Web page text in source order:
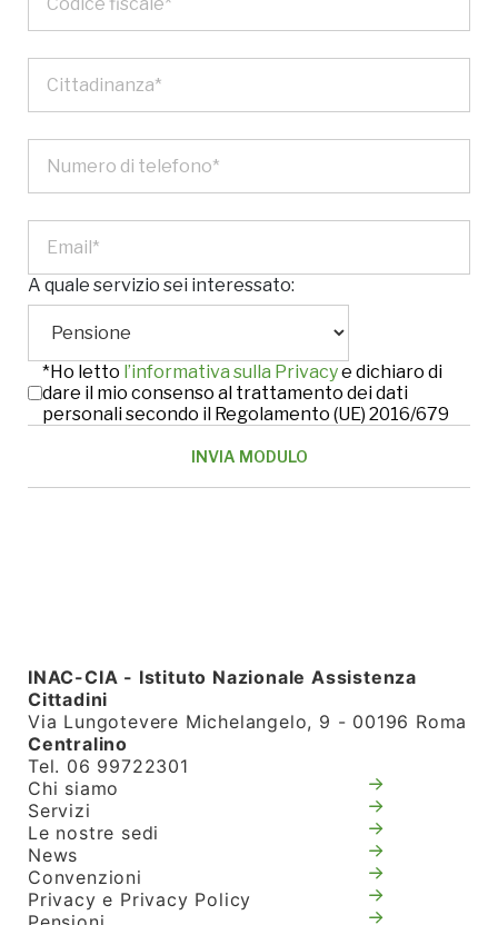
A quale servizio sei interessato:
*Ho letto l’informativa sulla Privacye dichiaro di
dare il mio consenso al trattamento dei dati
personali secondo il Regolamento (UE) 2016/679
INAC-CIA - Istituto Nazionale Assistenza
Cittadini
Via Lungotevere Michelangelo, 9 - 00196 Roma
Centralino
Tel. 06 99722301
Chi siamo
Servizi
Le nostre sedi
News
Convenzioni
Privacy e Privacy Policy